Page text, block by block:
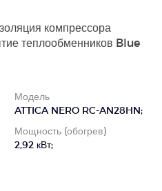
компрессора
теплообменников Blue
Модель
ATTICA NERO RC-AN28HN;
Мощность (обогрев)
2,92 кВт;